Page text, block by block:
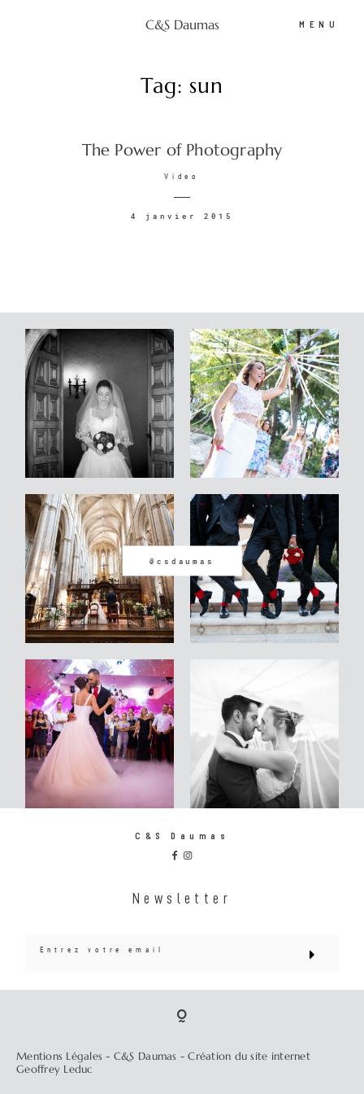
C&S Daumas MENU
Tag: sun
The Power of Photography
Video
4 janvier 2015
C&S Daumas
Portfolio
Contact
Site internet Geoffrey
Leduc
@csdaumas
C&S Daumas
Newsletter
Mentions Légales - C&S Daumas -Création du site internet
Geoffrey Leduc